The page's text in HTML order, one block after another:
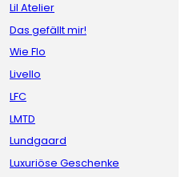
Lil Atelier
Das gefällt mir!
Wie Flo
Livello
LFC
LMTD
Lundgaard
Luxuriöse Geschenke